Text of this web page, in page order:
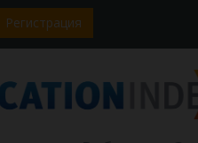
Регистрация